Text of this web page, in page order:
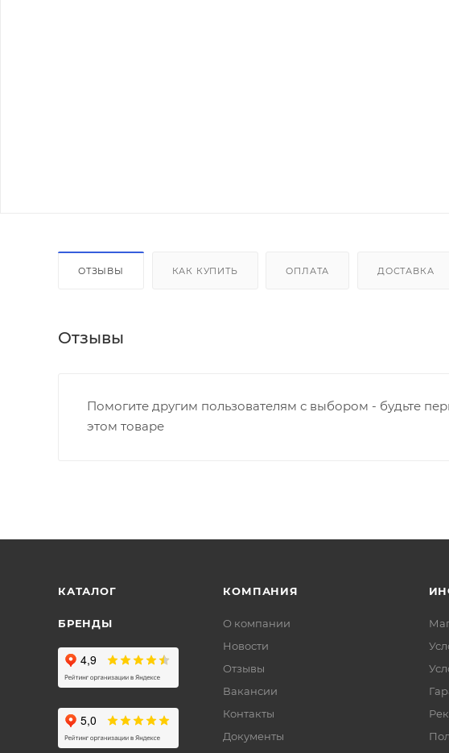
ОТЗЫВЫ КАК КУПИТЬ ОПЛАТА ДОСТАВКА
Отзывы
Помогите другим пользователям с выбором - будьте
этом товаре
КАТАЛОГ
БРЕНДЫ
КОМПАНИЯ
О компании
Новости
Отзывы
Вакансии
Контакты
Документы